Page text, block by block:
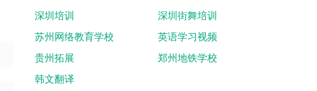
深圳培训
深圳街舞培训
苏州网络教育学校
英语学习视频
贵州拓展
郑州地铁学校
韩文翻译